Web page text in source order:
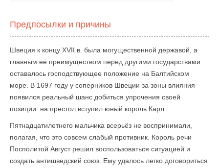
Предпосылки и причины
Швеция к концу XVII в. была могущественной державой, а
главным её преимуществом перед другими государствами
оставалось господствующее положение на Балтийском
море. В 1697 году у соперников Швеции за зоны влияния
появился реальный шанс добиться упрочения своей
позиции: на престол вступил юный король Карл.
Пятнадцатилетнего мальчика всерьёз не воспринимали,
полагая, что это совсем слабый противник. Король речи
Посполитой Август решил воспользоваться ситуацией и
создать антишведский союз. Ему удалось легко договориться